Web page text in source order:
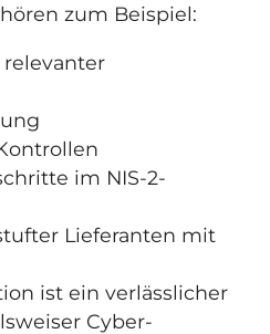
zum Beispiel:
im NIS-2-
Lieferanten mit
ist ein verlässlicher
Cyber-